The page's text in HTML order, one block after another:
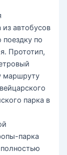
из автобусов
по
Прототип,
маршруту
парка в
парка